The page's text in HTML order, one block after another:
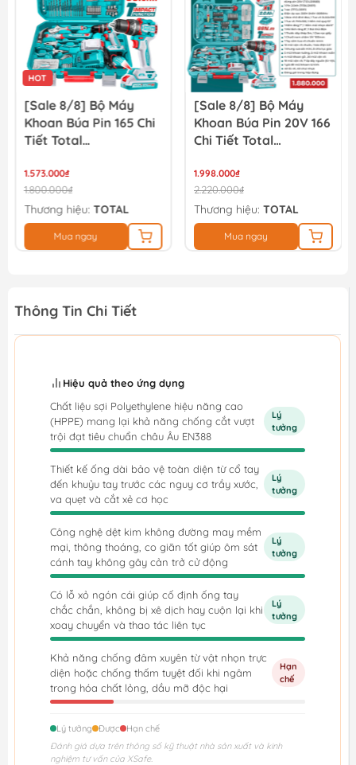
HOT
[Sale 8/8] Bộ Máy
Khoan Búa Pin 165 Chi
Tiết Total
1.573.000₫
1.800.000₫
Thương hiệu: TOTAL
Mua ngay
[Sale 8/8] Bộ Máy
Khoan Búa Pin 20V 166
Chi Tiết Total
THKTHP41667
1.998.000₫
2.220.000₫
Thương hiệu: TOTAL
Mua ngay
Thông Tin Chi Tiết
Hiệu quả theo ứng dụng
Chất liệu sợi Polyethylene hiệu năng cao
(HPPE) mang lại khả năng chống cắt vượt
trội đạt tiêu chuẩn châu Âu EN388
Lý
tưởng
Thiết kế ống dài bảo vệ toàn diện từ cổ tay
đến khuỷu tay trước các nguy cơ trầy xước,
va quẹt và cắt xẻ cơ học
Lý
tưởng
Công nghệ dệt kim không đường may mềm
mại, thông thoáng, co giãn tốt giúp ôm sát
cánh tay không gây cản trở cử động
Lý
tưởng
Có lỗ xỏ ngón cái giúp cố định ống tay
chắc chắn, không bị xê dịch hay cuộn lại khi
xoay chuyển và thao tác liên tục
Lý
tưởng
Khả năng chống đâm xuyên từ vật nhọn trực
diện hoặc chống thấm tuyệt đối khi ngâm
trong hóa chất lỏng, dầu mỡ độc hại
Hạn
chế
Lý tưởng Được
Hạn chế
Đánh giá dựa trên thông số kỹ thuật nhà sản xuất và kinh
nghiệm tư vấn của XSafe.